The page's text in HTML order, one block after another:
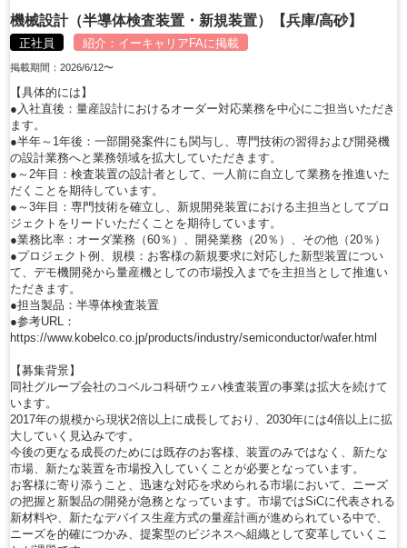
機械設計（半導体検査装置・新規装置）【兵庫/高砂】
正社員 紹介： イーキャリアFAに掲載
掲載期間：2026/6/12〜
【具体的には】
●入社直後：量産設計におけるオーダー対応業務を中心にご担当いただき
ます。
●半年～1年後：一部開発案件にも関与し、専門技術の習得および開発機
の設計業務へと業務領域を拡大していただきます。
●～2年目：検査装置の設計者として、一人前に自立して業務を推進いた
だくことを期待しています。
●～3年目：専門技術を確立し、新規開発装置における主担当としてプロ
ジェクトをリードいただくことを期待しています。
●業務比率：オーダ業務（60％）、開発業務（20％）、その他（20％）
●プロジェクト例、規模：お客様の新規要求に対応した新型装置につい
て、デモ機開発から量産機としての市場投入までを主担当として推進い
ただきます。
●担当製品：半導体検査装置
●参考URL：
https://www.kobelco.co.jp/products/industry/semiconductor/wafer.html
【募集背景】
同社グループ会社のコベルコ科研ウェハ検査装置の事業は拡大を続けて
います。
2017年の規模から現状2倍以上に成長しており、2030年には4倍以上に拡
大していく見込みです。
今後の更なる成長のためには既存のお客様、装置のみではなく、新たな
市場、新たな装置を市場投入していくことが必要となっています。
お客様に寄り添うこと、迅速な対応を求められる市場において、ニーズ
の把握と新製品の開発が急務となっています。市場ではSiCに代表される
新材料や、新たなデバイス生産方式の量産計画が進められている中で、
ニーズを的確につかみ、提案型のビジネスへ組織として変革していくこ